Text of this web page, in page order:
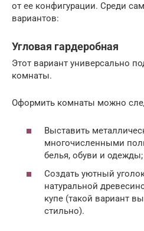
от ее конфигурации. Среди
вариантов:
Угловая гардеробная
Этот вариант универсально
комнаты.
Оформить комнаты можно
Выставить
многочисленными
белья, обуви и одежды;
Создать уютный
натуральной
купе (такой вариант
стильно).